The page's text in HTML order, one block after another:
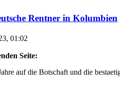
Rentner in Kolumbien
01:02
Seite:
auf die Botschaft und die